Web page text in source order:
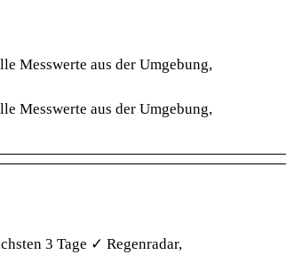
Messwerte aus der Umgebung,
Messwerte aus der Umgebung,
3 Tage ✓ Regenradar,